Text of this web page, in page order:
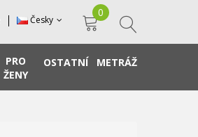
Česky
0
PRO
ŽENY
OSTATNÍ METRÁŽ